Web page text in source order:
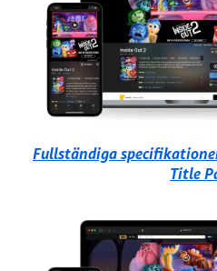
Fullständiga
Title